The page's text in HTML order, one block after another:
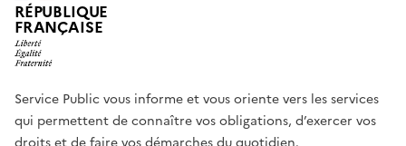
RÉPUBLIQUE
FRANÇAISE
Service Public vous informe et vous oriente vers les services
qui permettent de connaître vos obligations, d’exercer vos